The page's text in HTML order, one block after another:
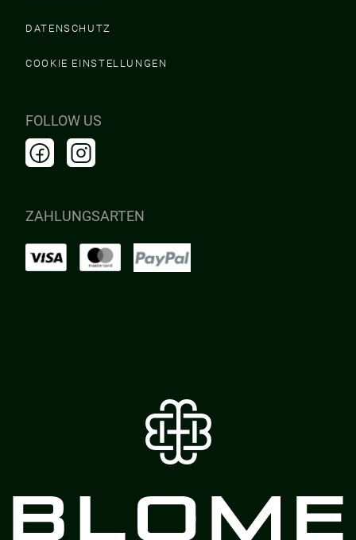
DATENSCHUTZ
COOKIE EINSTELLUNGEN
FOLLOW US
ZAHLUNGSARTEN